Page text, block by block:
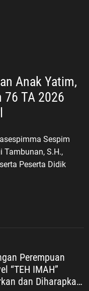
Anak Yatim,
76 TA 2026
Sespim
Tambunan, S.H.,
Peserta Didik
Perempuan
“TEH IMAH”
dan Diharapkan